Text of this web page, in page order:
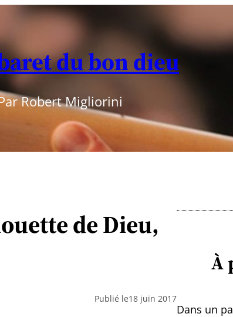
du bon dieu
Robert Migliorini
de Dieu,
Publié le18 juin 2017
À
Dans un